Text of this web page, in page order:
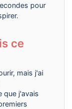
pour
ce
mais j'ai
que j'avais